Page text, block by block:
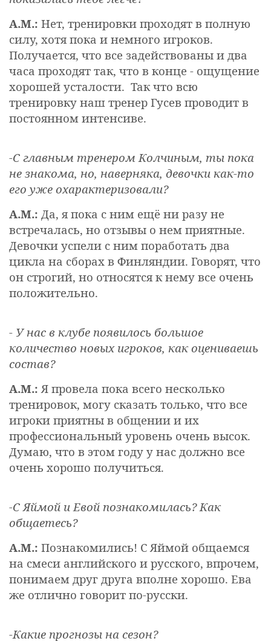
А.М.: Нет, тренировки проходят в полную
силу, хотя пока и немного игроков.
Получается, что все задействованы и два
часа проходят так, что в конце - ощущение
хорошей усталости. Так что всю
тренировку наш тренер Гусев проводит в
постоянном интенсиве.
-С главным тренером Колчиным, ты пока
не знакома, но, наверняка, девочки как-то
его уже охарактеризовали?
А.М.: Да, я пока с ним ещё ни разу не
встречалась, но отзывы о нем приятные.
Девочки успели с ним поработать два
цикла на сборах в Финляндии. Говорят, что
он строгий, но относятся к нему все очень
положительно.
- У нас в клубе появилось большое
количество новых игроков, как оцениваешь
состав?
А.М.: Я провела пока всего несколько
тренировок, могу сказать только, что все
игроки приятны в общении и их
профессиональный уровень очень высок.
Думаю, что в этом году у нас должно все
очень хорошо получиться.
-С Яймой и Евой познакомилась? Как
общаетесь?
А.М.: Познакомились! С Яймой общаемся
на смеси английского и русского, впрочем,
понимаем друг друга вполне хорошо. Ева
же отлично говорит по-русски.
-Какие прогнозы на сезон?